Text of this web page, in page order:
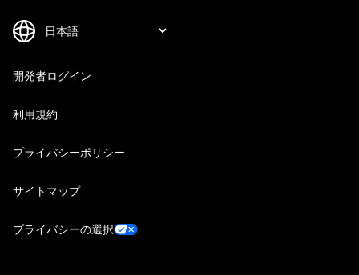
開発者ログイン
利用規約
プライバシーポリシー
サイトマップ
プライバシーの選択